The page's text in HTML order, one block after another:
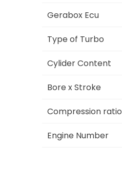
Gerabox Ecu
Type of Turbo
Cylider Content
Bore x Stroke
Compression ratio
Engine Number